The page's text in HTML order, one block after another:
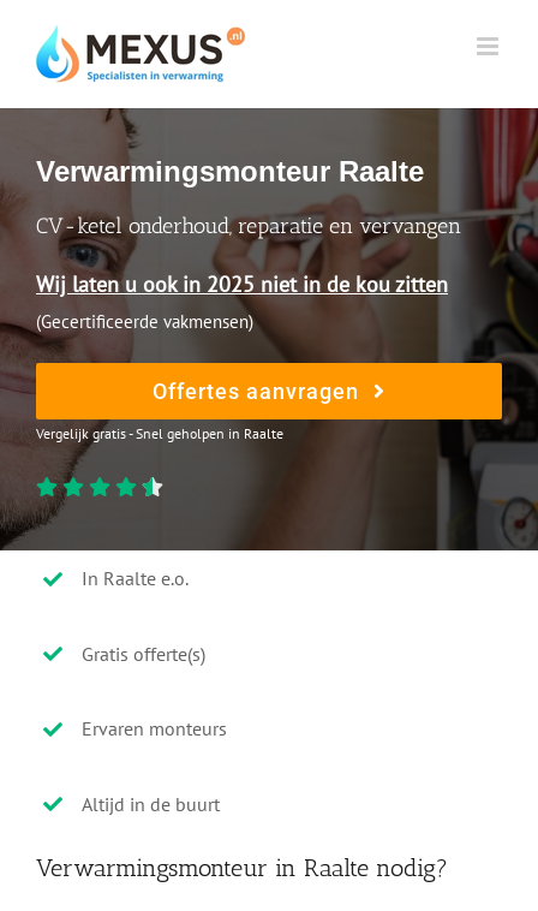
content
Verwarmingsmonteur Raalte
CV-ketel onderhoud, reparatie en vervangen
Wij laten u ook in 2025 niet in de kou zitten
(Gecertificeerde vakmensen)
Offertes aanvragen
Vergelijk gratis - Snel geholpen in Raalte
In Raalte e.o.
Gratis offerte(s)
Ervaren monteurs
Altijd in de buurt
Verwarmingsmonteur in Raalte nodig?